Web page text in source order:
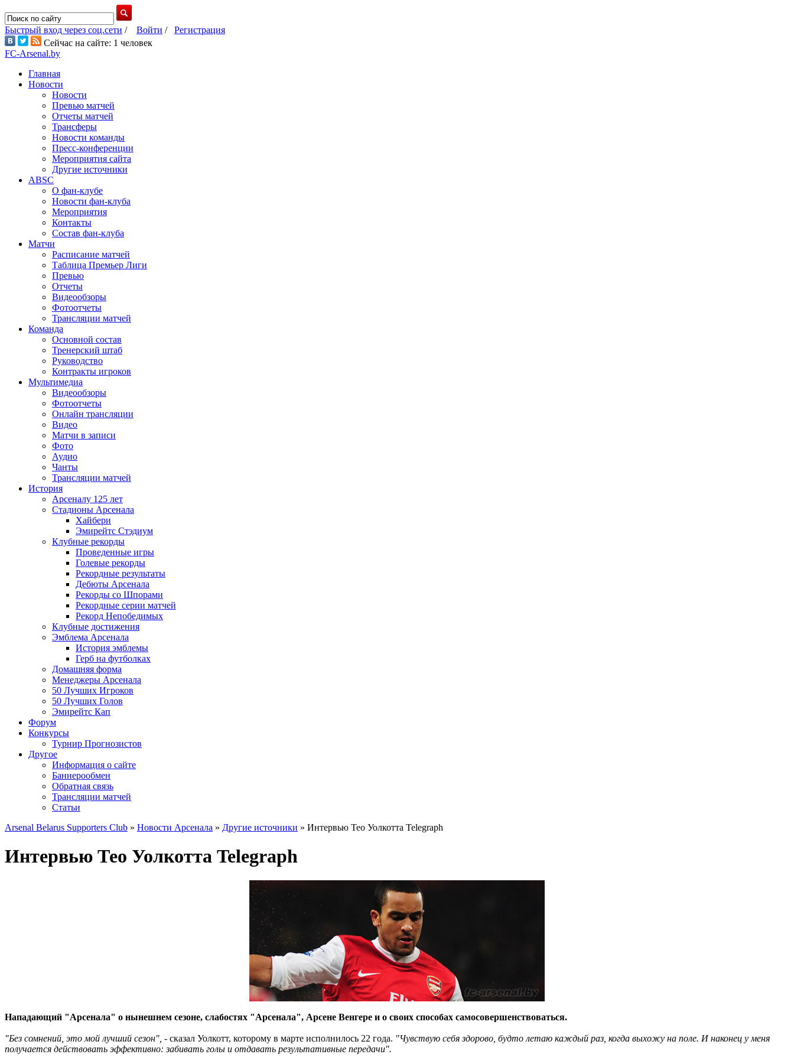
Быстрый вход через соц.сети / Войти / Регистрация
Сейчас на сайте: 1 человек
FC-Arsenal.by
Главная
Новости
Новости
Превью матчей
Отчеты матчей
Трансферы
Новости команды
Пресс-конференции
Мероприятия сайта
Другие источники
ABSC
О фан-клубе
Новости фан-клуба
Мероприятия
Контакты
Состав фан-клуба
Матчи
Расписание матчей
Таблица Премьер Лиги
Превью
Отчеты
Видеообзоры
Фотоотчеты
Трансляции матчей
Команда
Основной состав
Тренерский штаб
Руководство
Контракты игроков
Мультимедиа
Видеообзоры
Фотоотчеты
Онлайн трансляции
Видео
Матчи в записи
Фото
Аудио
Чанты
Трансляции матчей
История
Арсеналу 125 лет
Стадионы Арсенала
Хайбери
Эмирейтс Стэдиум
Клубные рекорды
Проведенные игры
Голевые рекорды
Рекордные результаты
Дебюты Арсенала
Рекорды со Шпорами
Рекордные серии матчей
Рекорд Непобедимых
Клубные достижения
Эмблема Арсенала
История эмблемы
Герб на футболках
Домашняя форма
Менеджеры Арсенала
50 Лучших Игроков
50 Лучших Голов
Эмирейтс Кап
Форум
Конкурсы
Турнир Прогнозистов
Другое
Информация о сайте
Баннерообмен
Обратная связь
Трансляции матчей
Статьи
Arsenal Belarus Supporters Club » Новости Арсенала » Другие источники » Интервью Тео Уолкотта Telegraph
Интервью Тео Уолкотта Telegraph
Нападающий "Арсенала" о нынешнем сезоне, слабостях "Арсенала", Арсене Венгере и о своих способах самосовершенствоваться.
"Без сомнений, это мой лучший сезон", - сказал Уолкотт, которому в марте исполнилось 22 года. "Чувствую себя здорово, будто летаю каждый раз, когда выхожу на поле. И наконец у меня
получается действовать эффективно: забивать голы и отдавать результативные передачи".